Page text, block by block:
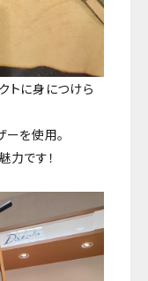
トに身につけら
ーを使用。
力です！